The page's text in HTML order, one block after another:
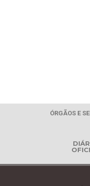
ÓRGÃOS E